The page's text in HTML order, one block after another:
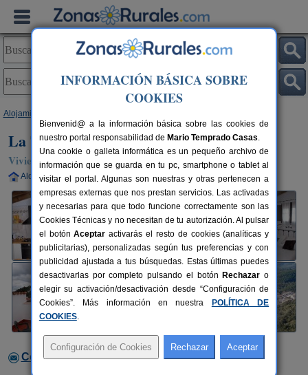
Alojamientos
La Torre
Vivienda turística en Almonaster La Real (Huelva)
Alquiler completo 2-4+1 plazas 103 km de Huelva
Contactar con el alojamiento
INFORMACIÓN BÁSICA SOBRE
COOKIES
Bienvenid@ a la información básica sobre las cookies de
nuestro portal responsabilidad de Mario Temprado Casas.
Una cookie o galleta informática es un pequeño archivo de
información que se guarda en tu pc, smartphone o tablet al
visitar el portal. Algunas son nuestras y otras pertenecen a
empresas externas que nos prestan servicios. Las activadas
y necesarias para que todo funcione correctamente son las
Cookies Técnicas y no necesitan de tu autorización. Al pulsar
el botónAceptar activarás el resto de cookies (analíticas y
publicitarias), personalizadas según tus preferencias y con
publicidad ajustada a tus búsquedas. Estas últimas puedes
desactivarlas por completo pulsando el botón Rechazar o
elegir su activación/desactivación desde “Configuración de
Cookies”. Más información en nuestra
POLÍTICA DE
COOKIES.